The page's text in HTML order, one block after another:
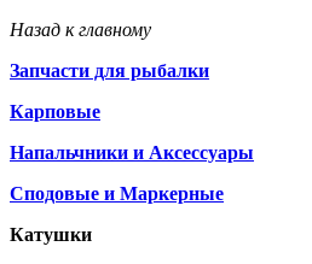
Назад к главному
Запчасти для рыбалки
Карповые
Напальчники и Аксессуары
Сподовые и Маркерные
Катушки